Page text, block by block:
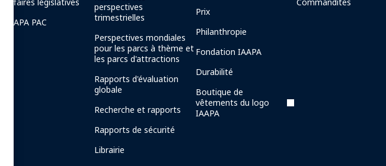
IAAPA PAC
perspectives
trimestrielles
Perspectives mondiales
pour les parcs à thème et
les parcs d'attractions
Rapports d'évaluation
globale
Recherche et rapports
Rapports de sécurité
Librairie
Prix
Philanthropie
Fondation IAAPA
Durabilité
Boutique de
vêtements du logo
IAAPA